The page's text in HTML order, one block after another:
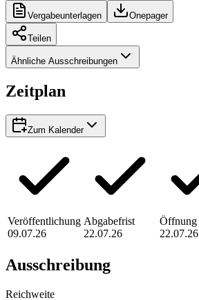
Vergabeunterlagen Onepager
Teilen
Ähnliche Ausschreibungen
Zeitplan
Zum Kalender
Veröffentlichung
09.07.26
Abgabefrist
22.07.26
Öffnung
22.07.26
Ausschreibung
Reichweite